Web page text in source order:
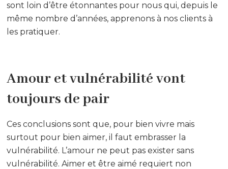
sont loin d’être étonnantes pour nous qui, depuis le
même nombre d’années, apprenons à nos clients à
les pratiquer.
Amour et vulnérabilité vont
toujours de pair
Ces conclusions sont que, pour bien vivre mais
surtout pour bien aimer, il faut embrasser la
vulnérabilité. L’amour ne peut pas exister sans
vulnérabilité. Aimer et être aimé requiert non